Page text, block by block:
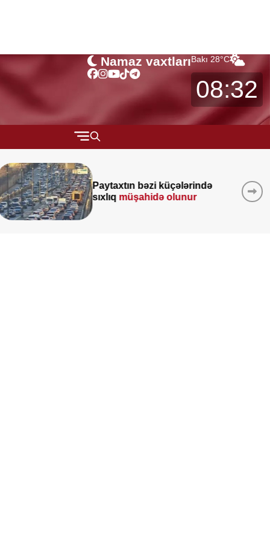
Namaz vaxtlarıBakı 28°C
08:32
MÜSAHİBƏ
MARAQLI
Bakıda yaşayanların
DİQQƏTİNƏ!7 avqust 2026-cı il
saat 00:00-dan etibarən...